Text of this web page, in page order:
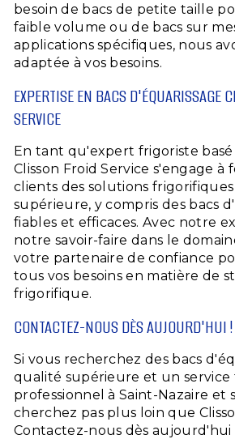
besoin de bacs de petite taille
faible volume ou de bacs sur
applications spécifiques, nous
adaptée à vos besoins.
EXPERTISE EN BACS D'ÉQUARISSAGE
SERVICE
En tant qu'expert frigoriste basé
Clisson Froid Service s'engage à
clients des solutions
supérieure, y compris des bacs
fiables et efficaces. Avec notre
notre savoir-faire dans le
votre partenaire de confiance
tous vos besoins en matière de
frigorifique.
CONTACTEZ-NOUS DÈS AUJOURD'HUI !
Si vous recherchez des bacs
qualité supérieure et un service
professionnel à Saint-Nazaire et
cherchez pas plus loin que
Contactez-nous dès